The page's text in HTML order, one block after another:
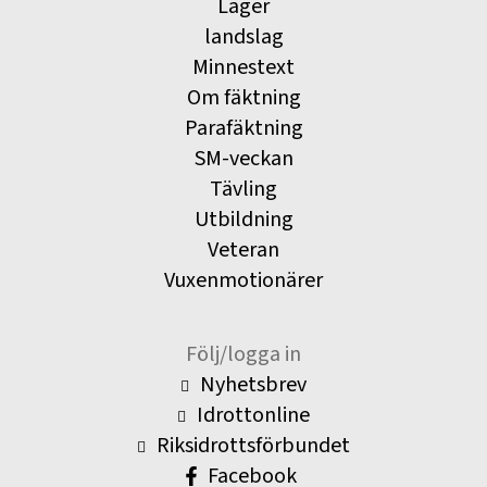
Läger
landslag
Minnestext
Om fäktning
Parafäktning
SM-veckan
Tävling
Utbildning
Veteran
Vuxenmotionärer
Följ/logga in
Nyhetsbrev
Idrottonline
Riksidrottsförbundet
Facebook